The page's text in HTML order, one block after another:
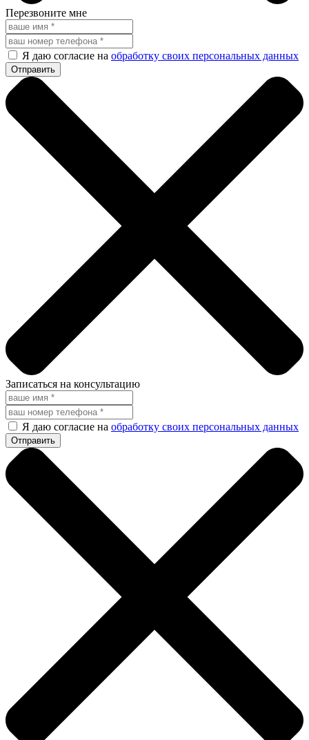
Перезвоните мне
Я даю согласие на обработку своих персональных данных
Записаться на консультацию
Я даю согласие на обработку своих персональных данных